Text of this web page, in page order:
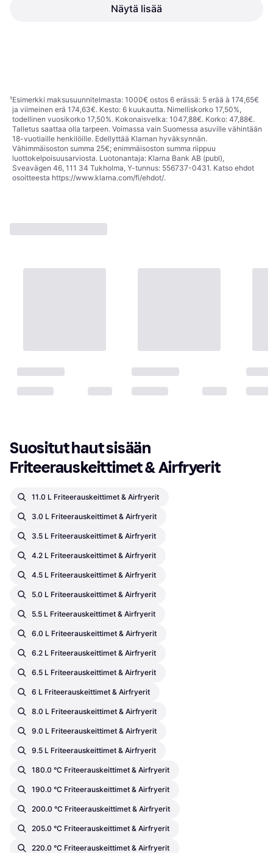
Näytä lisää
¹Esimerkki maksusuunnitelmasta: 1000€ ostos 6 erässä: 5 erää à 174,65€
ja viimeinen erä 174,63€. Kesto: 6 kuukautta. Nimelliskorko 17,50%,
todellinen vuosikorko 17,50%. Kokonaisvelka: 1047,88€. Korko: 47,88€.
Talletus saattaa olla tarpeen. Voimassa vain Suomessa asuville vähintään
18-vuotiaille henkilöille. Edellyttää Klarnan hyväksynnän.
Vähimmäisoston summa 25€; enimmäisoston summa riippuu
luottokelpoisuusarviosta. Luotonantaja: Klarna Bank AB (publ),
Sveavägen 46, 111 34 Tukholma, Y-tunnus: 556737-0431. Katso ehdot
osoitteesta https://www.klarna.com/fi/ehdot/.
Suositut haut sisään
Friteerauskeittimet & Airfryerit
11.0 L Friteerauskeittimet & Airfryerit
3.0 L Friteerauskeittimet & Airfryerit
3.5 L Friteerauskeittimet & Airfryerit
4.2 L Friteerauskeittimet & Airfryerit
4.5 L Friteerauskeittimet & Airfryerit
5.0 L Friteerauskeittimet & Airfryerit
5.5 L Friteerauskeittimet & Airfryerit
6.0 L Friteerauskeittimet & Airfryerit
6.2 L Friteerauskeittimet & Airfryerit
6.5 L Friteerauskeittimet & Airfryerit
6 L Friteerauskeittimet & Airfryerit
8.0 L Friteerauskeittimet & Airfryerit
9.0 L Friteerauskeittimet & Airfryerit
9.5 L Friteerauskeittimet & Airfryerit
180.0 °C Friteerauskeittimet & Airfryerit
190.0 °C Friteerauskeittimet & Airfryerit
200.0 °C Friteerauskeittimet & Airfryerit
205.0 °C Friteerauskeittimet & Airfryerit
220.0 °C Friteerauskeittimet & Airfryerit